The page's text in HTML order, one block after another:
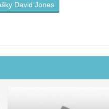
David Jones